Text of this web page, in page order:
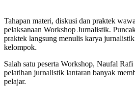
Tahapan materi, diskusi dan praktek
pelaksanaan Workshop Jurnalistik.
praktek langsung menulis karya
kelompok.
Salah satu peserta Workshop, Naufal
pelatihan jurnalistik lantaran banyak
pelajar.